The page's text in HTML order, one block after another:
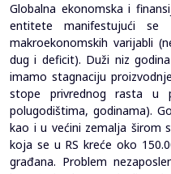
Globalna ekonomska i
entitete manifestujući se
makroekonomskih varijabli
dug i deficit). Duži niz
imamo stagnaciju
stope privrednog rasta u
polugodištima, godinama).
kao i u većini zemalja širom
koja se u RS kreće oko
građana. Problem